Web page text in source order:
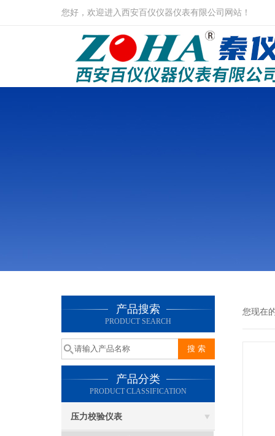
您好，欢迎进入西安百仪仪器仪表有限公司网站！
产品搜索
PRODUCT SEARCH
产品分类
PRODUCT CLASSIFICATION
压力校验仪表
您现在